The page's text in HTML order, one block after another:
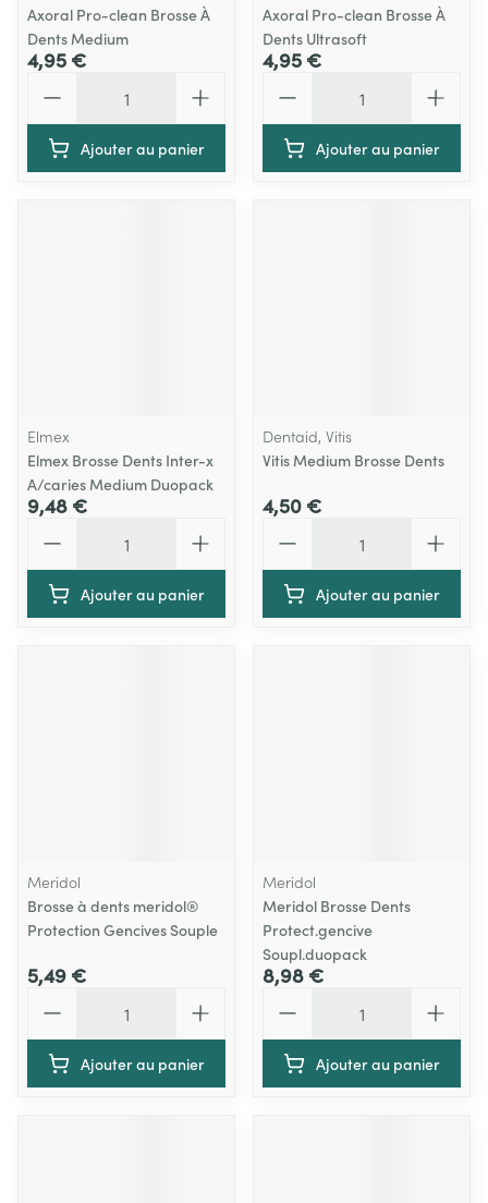
Axoral Pro-clean Brosse À
Dents Medium
4,95 €
Ajouter au panier
Axoral Pro-clean Brosse À
Dents Ultrasoft
4,95 €
Ajouter au panier
Elmex
Elmex Brosse Dents Inter-x
A/caries Medium Duopack
9,48 €
Ajouter au panier
Dentaid, Vitis
Vitis Medium Brosse Dents
4,50 €
Ajouter au panier
Meridol
Brosse à dents meridol®
Protection Gencives Souple
5,49 €
Ajouter au panier
Meridol
Meridol Brosse Dents
Protect.gencive
Soupl.duopack
8,98 €
Ajouter au panier